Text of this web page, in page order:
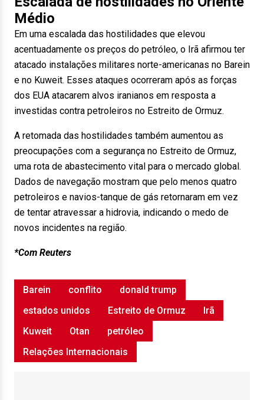
Médio
Em uma escalada das hostilidades que elevou
acentuadamente os preços do petróleo, o Irã afirmou ter
atacado instalações militares norte-americanas no Barein
e no Kuweit. Esses ataques ocorreram após as forças
dos EUA atacarem alvos iranianos em resposta a
investidas contra petroleiros no Estreito de Ormuz.
A retomada das hostilidades também aumentou as
preocupações com a segurança no Estreito de Ormuz,
uma rota de abastecimento vital para o mercado global.
Dados de navegação mostram que pelo menos quatro
petroleiros e navios-tanque de gás retornaram em vez
de tentar atravessar a hidrovia, indicando o medo de
novos incidentes na região.
*Com Reuters
Barein conflito
donald trump
estados unidos
Estreito de Ormuz
Irã
Kuweit
Otan
petróleo
Relações Internacionais